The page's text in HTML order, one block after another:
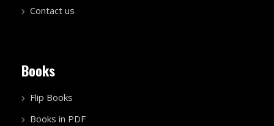
Contact us
Books
Flip Books
Books in PDF